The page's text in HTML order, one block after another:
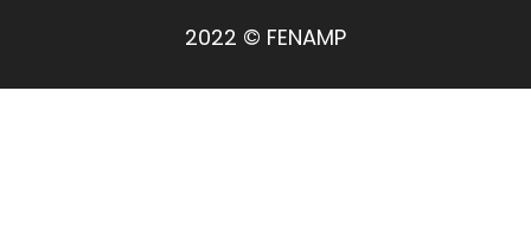
2022 © FENAMP